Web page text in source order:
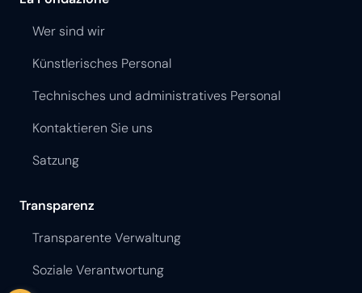
Wer sind wir
Künstlerisches Personal
Technisches und administratives Personal
Kontaktieren Sie uns
Satzung
Transparenz
Transparente Verwaltung
Soziale Verantwortung